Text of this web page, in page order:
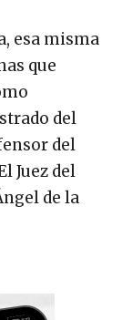
esa misma
que
del
del
Juez del
de la